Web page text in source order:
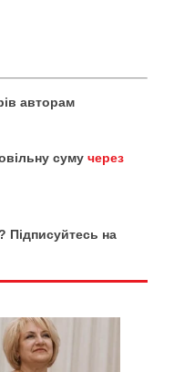
авторам
суму через
Підписуйтесь на